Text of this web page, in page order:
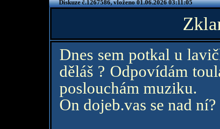
Diskuze č.1267586, vloženo 01.06.2026 03:11:05
Dnes sem potkal u
děláš ? Odpovídám
poslouchám muziku.
On dojeb.vas se nad